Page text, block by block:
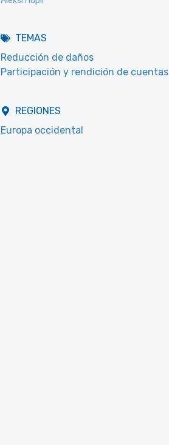
TEMAS
Reducción de daños
Participación y rendición de cuentas
REGIONES
Europa occidental